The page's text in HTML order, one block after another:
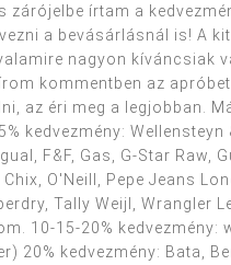
írtam a
a bevásárlásnál is! A
nagyon kíváncsiak
kommentben az
az éri meg a legjobban.
kedvezmény: Wellensteyn
F&F, Gas, G-Star Raw,
O'Neill, Pepe Jeans
Tally Weijl, Wrangler
10-15-20% kedvezmény:
20% kedvezmény: Bata,